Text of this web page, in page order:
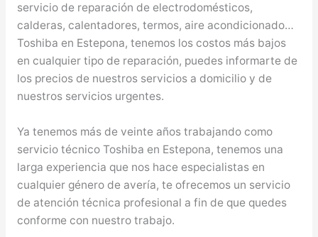
servicio de reparación de electrodomésticos,
calderas, calentadores, termos, aire acondicionado…
Toshiba en Estepona, tenemos los costos más bajos
en cualquier tipo de reparación, puedes informarte de
los precios de nuestros servicios a domicilio y de
nuestros servicios urgentes.
Ya tenemos más de veinte años trabajando como
servicio técnico Toshiba en Estepona, tenemos una
larga experiencia que nos hace especialistas en
cualquier género de avería, te ofrecemos un servicio
de atención técnica profesional a fin de que quedes
conforme con nuestro trabajo.